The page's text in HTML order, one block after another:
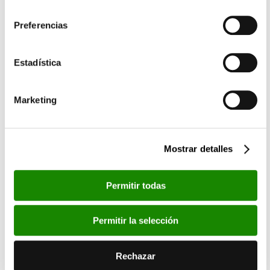
Preferencias
Estadística
Marketing
Mostrar detalles
Permitir todas
Permitir la selección
Rechazar
Fotos
estadísticas, marketing
para ver este elemento.